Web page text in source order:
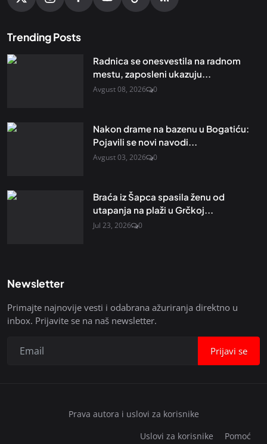
Trending Posts
Radnica se onesvestila na radnom
mestu, zaposleni ukazuju...
Avgust 08, 2026 0
Nakon drame na bazenu u Bogatiću:
Pojavili se novi navodi...
Avgust 03, 2026 0
Braća iz Šapca spasila ženu od
utapanja na plaži u Grčkoj...
Jul 23, 2026 0
Newsletter
Primajte najnovije vesti i odabrana ažuriranja direktno u
inbox. Prijavite se na naš newsletter.
Prijavi se
Prava autora i uslovi za korisnike
Uslovi za korisnike
Pomoć